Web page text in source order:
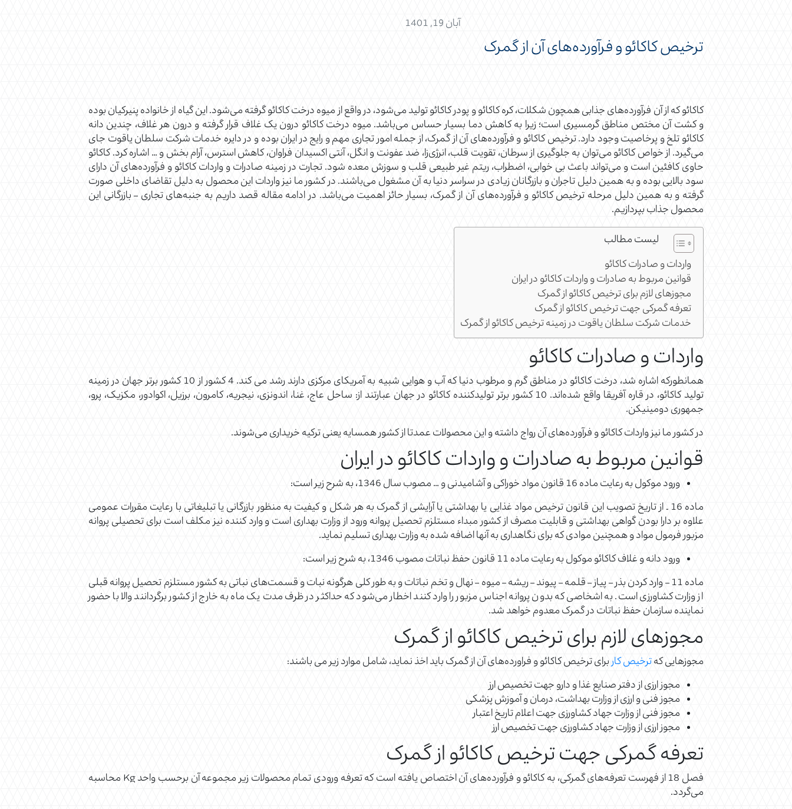
آبان 19, 1401
ترخیص کاکائو و فرآورده‌های آن از گمرک
کاکائو که از آن فرآورده‌های جذابی همچون شکلات، کره کاکائو و پودر کاکائو تولید می‌شود، در واقع از میوه درخت کاکائو گرفته می‌شود. این گیاه از خانواده پنیرکیان بوده
و کشت آن مختص مناطق گرمسیری است؛ زیرا به کاهش دما بسیار حساس می‌باشد. میوه درخت کاکائو درون یک غلاف قرار گرفته و درون هر غلاف، چندین دانه
کاکائو تلخ و پرخاصیت وجود دارد. ترخیص کاکائو و فرآورده‌های آن از گمرک، از جمله امور تجاری مهم و رایج در ایران بوده و در دایره خدمات شرکت سلطان یاقوت جای
می‌گیرد. از خواص کاکائو می‌توان به جلوگیری از سرطان، تقویت قلب، انرژی‌زا، ضد عفونت و انگل، آنتی اکسیدان فراوان، کاهش استرس، آرام بخش و … اشاره کرد. کاکائو
حاوی کافئین است و می‌تواند باعث بی خوابی، اضطراب، ریتم غیر طبیعی قلب و سوزش معده شود. تجارت در زمینه صادرات و واردات کاکائو و فرآورده‌های آن دارای
سود بالایی بوده و به همین دلیل تاجران و بازرگانان زیادی در سراسر دنیا به آن مشغول می‌باشند. در کشور ما نیز واردات این محصول به دلیل تقاضای داخلی صورت
گرفته و به همین دلیل مرحله ترخیص کاکائو و فرآورده‌های آن از گمرک، بسیار حائز اهمیت می‌باشد. در ادامه مقاله قصد داریم به جنبه‌های تجاری – بازرگانی این
محصول جذاب بپردازیم.
لیست مطالب
واردات و صادرات کاکائو
قوانین مربوط به صادرات و واردات کاکائو در ایران
مجوزهای لازم برای ترخیص کاکائو از گمرک
تعرفه گمرکی جهت ترخیص کاکائو از گمرک
خدمات شرکت سلطان یاقوت در زمینه ترخیص کاکائو از گمرک
واردات و صادرات کاکائو
همانطورکه اشاره شد، درخت کاکائو در مناطق گرم و مرطوب دنیا که آب و هوایی شبیه به آمریکای مرکزی دارند رشد می کند. 4 کشور از 10 کشور برتر جهان در زمینه
تولید کاکائو، در قاره آفریقا واقع شده‌اند. 10 کشور برتر تولیدکننده کاکائو در جهان عبارتند از: ساحل عاج، غنا، اندونزی، نیجریه، کامرون، برزیل، اکوادور، مکزیک، پرو،
جمهوری دومینیکن.
در کشور ما نیز واردات کاکائو و فرآورده‌های آن رواج داشته و این محصولات عمدتا از کشور همسایه یعنی ترکیه خریداری می‌شوند.
قوانین مربوط به صادرات و واردات کاکائو در ایران
ورود موکول به رعایت ماده 16 قانون مواد خوراکی و آشامیدنی و … مصوب سال 1346، به شرح زیر است:
ماده 16 ـ از تاریخ تصویب این قانون ترخیص مواد غذایی یا بهداشتی یا آرایشی از گمرک به هر شکل و کیفیت به منظور بازرگانی یا تبلیغاتی با رعایت مقررات عمومی
علاوه بر دارا بودن گواهی بهداشتی و قابلیت مصرف از کشور مبداء مستلزم تحصیل پروانه ورود از وزارت بهداری است و وارد کننده نیز مکلف است برای تحصیلی پروانه
مزبور فرمول مواد و همچنین موادی که برای نگاهداری به آنها اضافه شده به وزارت بهداری تسلیم نماید.
ورود دانه و غلاف کاکائو موکول به رعایت ماده 11 قانون حفظ نباتات مصوب 1346، به شرح زیر است:
‌ماده 11 – وارد کردن بذر – پیاز – قلمه – پیوند – ریشه – میوه – نهال و تخم نباتات و به طور کلی هرگونه نبات و قسمت‌های نباتی به کشور ‌مستلزم تحصیل پروانه قبلی
از وزارت کشاورزی است. به اشخاصی که بدون پروانه اجناس مزبور را وارد کنند اخطار می‌شود که حداکثر در ظرف مدت‌ یک ماه به خارج از کشور برگردانند والا با حضور
نماینده سازمان حفظ نباتات در گمرک معدوم خواهد شد.
مجوزهای لازم برای ترخیص کاکائو از گمرک
مجوزهایی کهترخیص کاربرای ترخیص کاکائو و فراورده‌های آن از گمرک باید اخذ نماید، شامل موارد زیر می باشند:
مجوز ارزی از دفتر صنایع غذا و دارو جهت تخصیص ارز
مجوز فنی و ارزی از وزارت بهداشت، درمان و آموزش پزشکی
مجوز فنی از وزارت جهاد کشاورزی جهت اعلام تاریخ اعتبار
مجوز ارزی از وزارت جهاد کشاورزی جهت تخصیص ارز
تعرفه گمرکی جهت ترخیص کاکائو از گمرک
فصل 18 از فهرست تعرفه‌های گمرکی، به کاکائو و فرآورده‌های آن اختصاص یافته است که تعرفه ورودی تمام محصولات زیر مجموعه آن برحسب واحد Kg محاسبه
می‌گردد.